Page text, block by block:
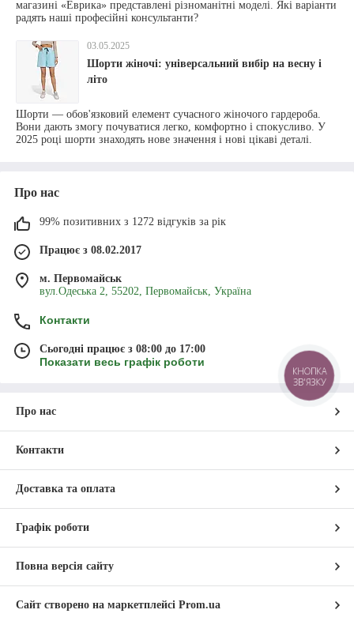
магазині «Еврика» представлені різноманітні моделі. Які варіанти
радять наші професійні консультанти?
03.05.2025
Шорти жіночі: універсальний вибір на весну і
літо
Шорти — обов'язковий елемент сучасного жіночого гардероба.
Вони дають змогу почуватися легко, комфортно і спокусливо. У
2025 році шорти знаходять нове значення і нові цікаві деталі.
Про нас
99% позитивних з 1272 відгуків за рік
Працює з 08.02.2017
м. Первомайськ
вул.Одеська 2, 55202, Первомайськ, Україна
Контакти
Сьогодні працює з 08:00 до 17:00
Показати весь графік роботи
Про нас
Контакти
Доставка та оплата
Графік роботи
Повна версія сайту
Сайт створено на маркетплейсі Prom.ua
КНОПКА
ЗВ'ЯЗКУ